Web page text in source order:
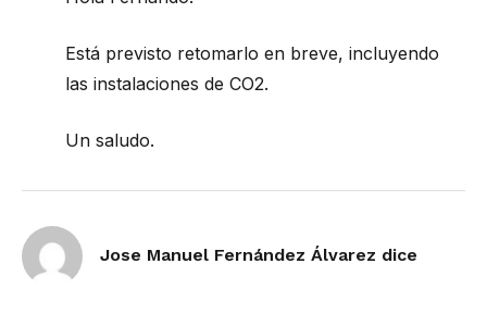
Está previsto retomarlo en breve, incluyendo
las instalaciones de CO2.
Un saludo.
Jose Manuel Fernández Álvarez dice